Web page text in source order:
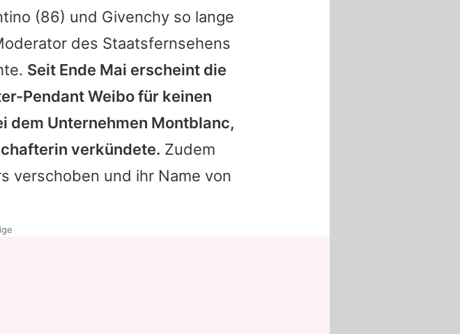
(86) und Givenchy so lange
des Staatsfernsehens
Seit Ende Mai erscheint die
Pendant Weibo für keinen
dem Unternehmen Montblanc,
verkündete. Zudem
verschoben und ihr Name von